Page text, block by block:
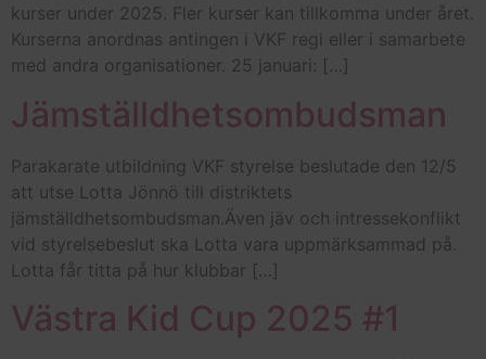
kurser under 2025. Fler kurser kan tillkomma under året.
Kurserna anordnas antingen i VKF regi eller i samarbete
med andra organisationer. 25 januari: […]
Jämställdhetsombudsman
Parakarate utbildning VKF styrelse beslutade den 12/5
att utse Lotta Jönnö till distriktets
jämställdhetsombudsman.Även jäv och intressekonflikt
vid styrelsebeslut ska Lotta vara uppmärksammad på.
Lotta får titta på hur klubbar […]
Västra Kid Cup 2025 #1